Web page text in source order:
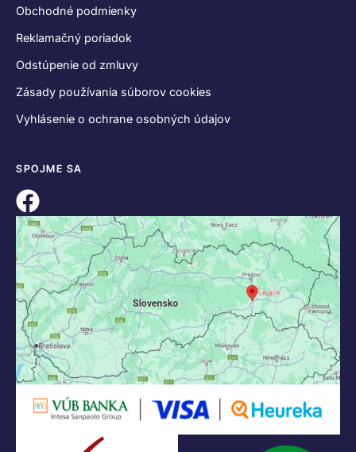
Obchodné podmienky
Reklamačný poriadok
Odstúpenie od zmluvy
Zásady používania súborov cookies
Vyhlásenie o ochrane osobných údajov
SPOJME SA